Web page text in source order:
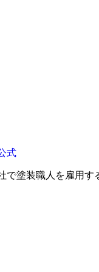
で塗装職人を雇用す